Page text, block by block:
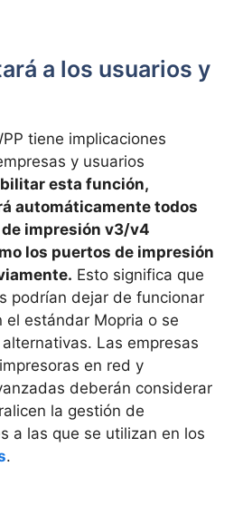
a los usuarios y
tiene implicaciones
y usuarios
esta función,
automáticamente todos
impresión v3/v4
los puertos de impresión
Esto significa que
podrían dejar de funcionar
el estándar Mopria o se
Las empresas
en red y
deberán considerar
la gestión de
a las que se utilizan en los
.